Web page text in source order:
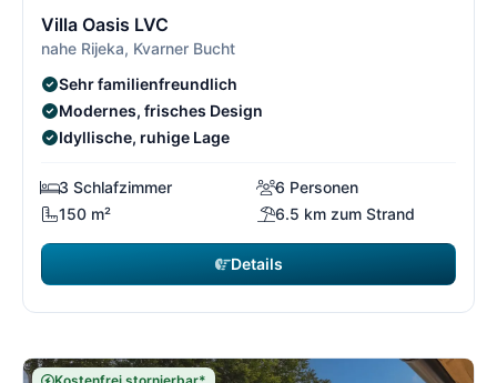
Villa Oasis LVC
nahe Rijeka, Kvarner Bucht
Sehr familienfreundlich
Modernes, frisches Design
Idyllische, ruhige Lage
3 Schlafzimmer
6 Personen
150 m²
6.5 km zum Strand
Details